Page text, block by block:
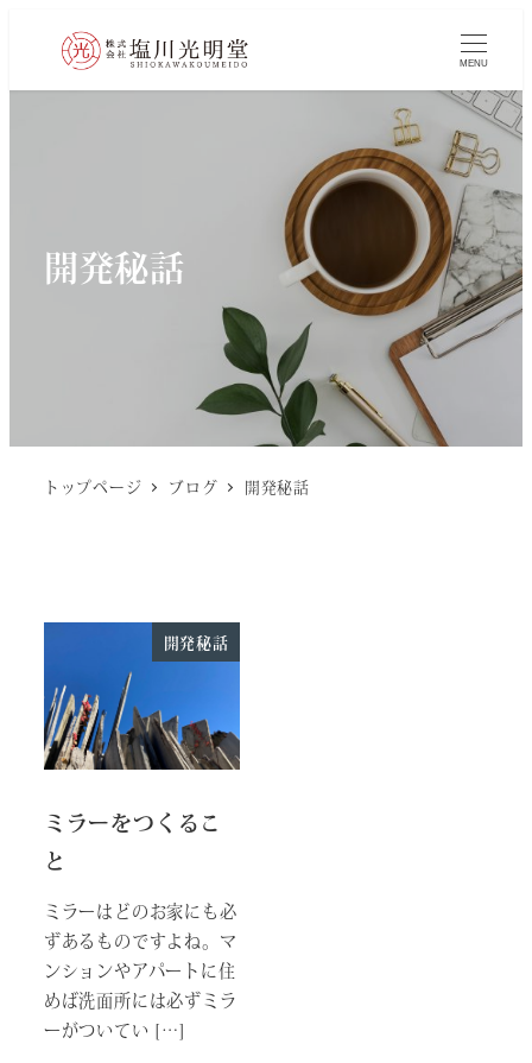
MENU
開発秘話
トップページ ブログ 開発秘話
開発秘話
ミラーをつくるこ
と
ミラーはどのお家にも必
ずあるものですよね。マ
ンションやアパートに住
めば洗面所には必ずミラ
ーがついてい […]